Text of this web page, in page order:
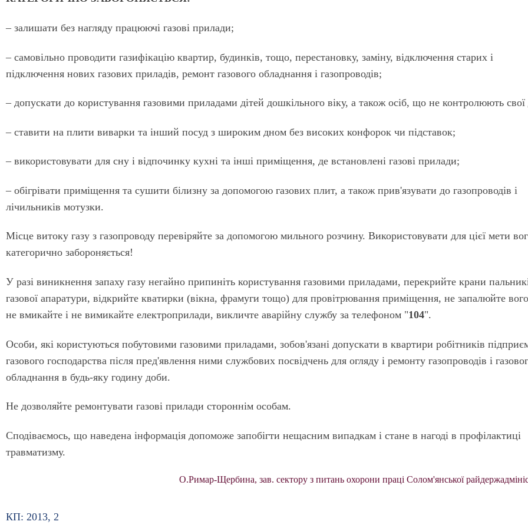
– залишати без нагляду працюючі газові прилади;
– самовільно проводити газифікацію квартир, будинків, тощо, перестановку, заміну, відключення старих і
підключення нових газових приладів, ремонт газового обладнання і газопроводів;
– допускати до користування газовими приладами дітей дошкільного віку, а також осіб, що не контролюють свої
– ставити на плити виварки та інший посуд з широким дном без високих конфорок чи підставок;
– використовувати для сну і відпочинку кухні та інші приміщення, де встановлені газові прилади;
– обігрівати приміщення та сушити білизну за допомогою газових плит, а також прив'язувати до газопроводів і
лічильників мотузки.
Місце витоку газу з газопроводу перевіряйте за допомогою мильного розчину. Використовувати для цієї мети
категорично забороняється!
У разі виникнення запаху газу негайно припиніть користування газовими приладами, перекрийте крани
газової апаратури, відкрийте кватирки (вікна, фрамуги тощо) для провітрювання приміщення, не запалюйте
не вмикайте і не вимикайте електроприлади, викличте аварійну службу за телефоном "104".
Особи, які користуються побутовими газовими приладами, зобов'язані допускати в квартири робітників
газового господарства після пред'явлення ними службових посвідчень для огляду і ремонту газопроводів і
обладнання в будь-яку годину доби.
Не дозволяйте ремонтувати газові прилади стороннім особам.
Сподіваємось, що наведена інформація допоможе запобігти нещасним випадкам і стане в нагоді в профілактиці
травматизму.
О.Римар-Щербина, зав. сектору з питань охорони праці Солом'янської
КП: 2013, 2